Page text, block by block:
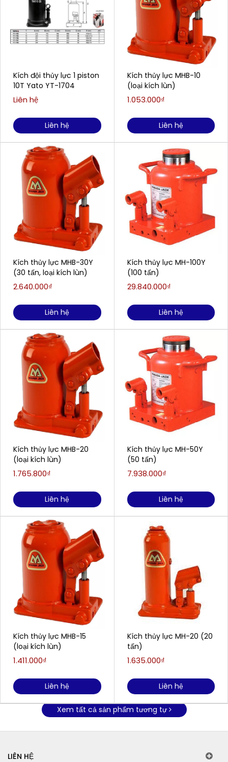
Kích đội thủy lực 1 piston
10T Yato YT-1704
Liên hệ
Liên hệ
Kích thủy lực MHB-30Y
(30 tấn, loại kích lùn)
2.640.000₫
Liên hệ
Kích thủy lực MHB-20
(loại kích lùn)
1.765.800₫
Liên hệ
Kích thủy lực MHB-15
(loại kích lùn)
1.411.000₫
Liên hệ
Kích thủy lực MHB-10
(loại kích lùn)
1.053.000₫
Liên hệ
Kích thủy lực MH-100Y
(100 tấn)
29.840.000₫
Liên hệ
Kích thủy lực MH-50Y
(50 tấn)
7.938.000₫
Liên hệ
Kích thủy lực MH-20 (20
tấn)
1.635.000₫
Liên hệ
Xem tất cả sản phẩm tương tự
LIÊN HỆ